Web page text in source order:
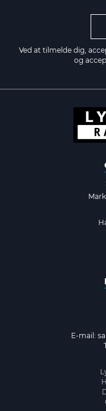
Ved at tilmelde dig,
og
E-mail: